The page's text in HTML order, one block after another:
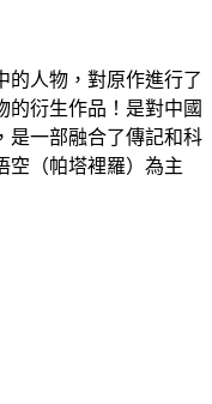
的人物，對原作進行了
的衍生作品！是對中國
是一部融合了傳記和科
空（帕塔裡羅）為主